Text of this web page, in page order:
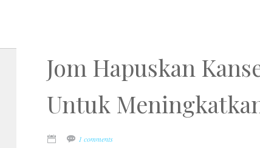
Jom Hapuskan
Untuk
1 comments